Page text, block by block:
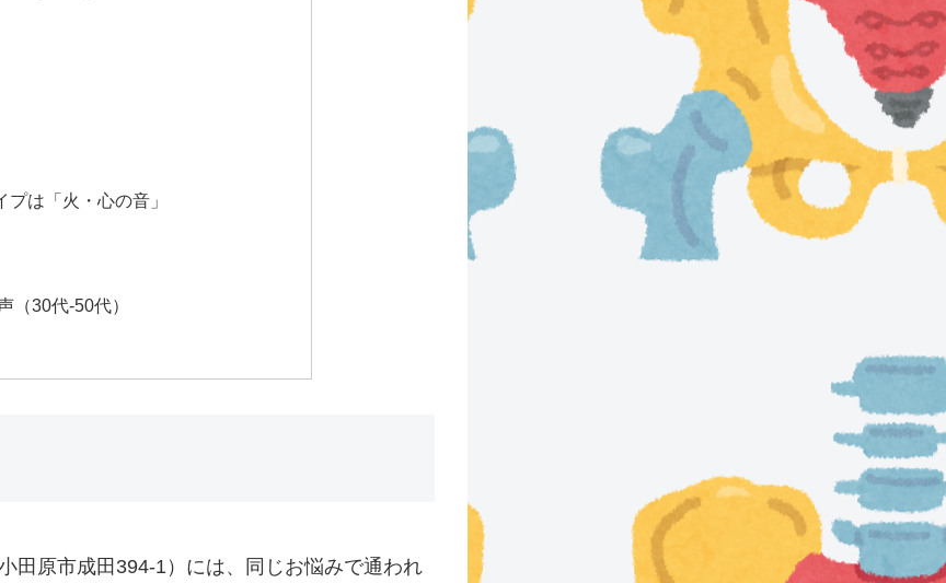
は「火・心の音」
（30代-50代）
田原市成田394-1）には、同じお悩みで通われ